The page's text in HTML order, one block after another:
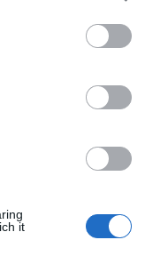
it
di Biella
(18)
(7)